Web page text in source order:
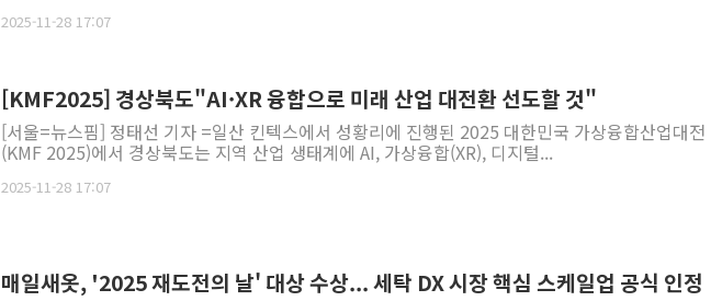
2025-11-28 17:07
[KMF2025] 경상북도"AI·XR 융합으로 미래 산업 대전환 선도할 것"
[서울=뉴스핌] 정태선 기자 =일산 킨텍스에서 성황리에 진행된 2025 대한민국 가상융합산업대전
(KMF 2025)에서 경상북도는 지역 산업 생태계에 AI, 가상융합(XR), 디지털...
2025-11-28 17:07
매일새옷, '2025 재도전의 날' 대상 수상... 세탁 DX 시장 핵심 스케일업 공식 인정